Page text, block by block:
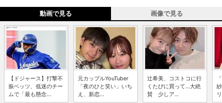
動画で見る 画像で見る
【ドジャース】打撃不
振ベッツ、低迷のチー
ムで「最も懸念...
元カップルYouTuber
「夜のひと笑い」いち
え、新恋...
辻希美、コストコに行
くたびに買って...大絶
賛 少しア...